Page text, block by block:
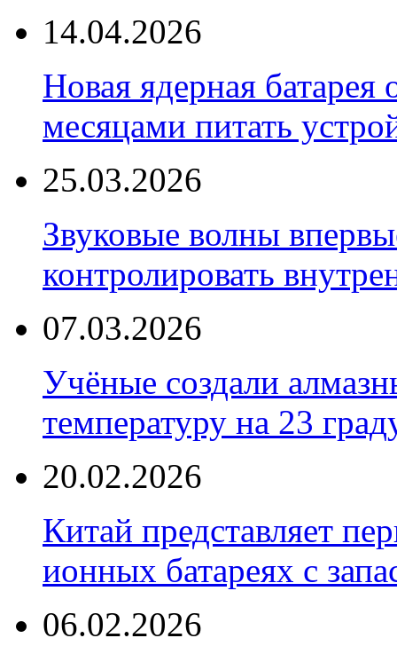
14.04.2026
Новая ядерная батарея
месяцами питать
25.03.2026
Звуковые волны
контролировать
07.03.2026
Учёные создали
температуру на 23
20.02.2026
Китай представляет
ионных батареях с
06.02.2026